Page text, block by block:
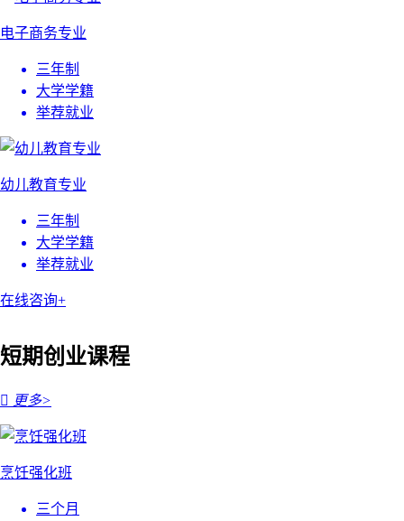
电子商务专业
三年制
大学学籍
举荐就业
幼儿教育专业
三年制
大学学籍
举荐就业
在线咨询+
短期创业课程
 更多>
烹饪强化班
三个月